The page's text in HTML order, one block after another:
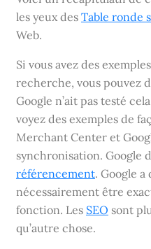
les yeux des Table ronde
Web.
Si vous avez des
recherche, vous pouvez
Google n’ait pas testé
voyez des exemples de
Merchant Center et
synchronisation. Google
référencement. Google
nécessairement être
fonction. Les SEO sont
qu’autre chose.